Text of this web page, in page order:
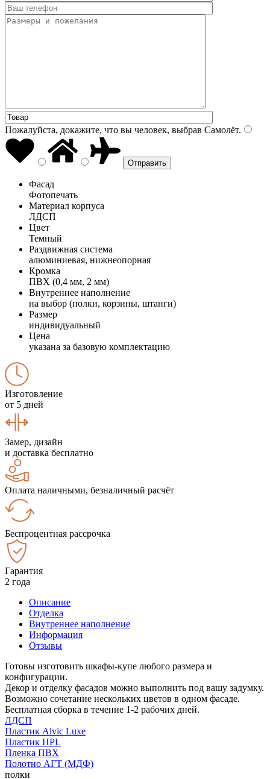
Пожалуйста, докажите, что вы человек, выбрав Самолёт.
Фасад
Фотопечать
Материал корпуса
ЛДСП
Цвет
Темный
Раздвижная система
алюминиевая, нижнеопорная
Кромка
ПВХ (0,4 мм, 2 мм)
Внутреннее наполнение
на выбор (полки, корзины, штанги)
Размер
индивидуальный
Цена
указана за базовую комплектацию
Изготовление
от 5 дней
Замер, дизайн
и доставка бесплатно
Оплата наличными, безналичный расчёт
Беспроцентная рассрочка
Гарантия
2 года
Описание
Отделка
Внутреннее наполнение
Информация
Отзывы
Готовы изготовить шкафы-купе любого размера и
конфигурации.
Декор и отделку фасадов можно выполнить под вашу задумку.
Возможно сочетание нескольких цветов в одном фасаде.
Бесплатная сборка в течение 1-2 рабочих дней.
ЛДСП
Пластик Alvic Luxe
Пластик HPL
Пленка ПВХ
Полотно АГТ (МДФ)
полки